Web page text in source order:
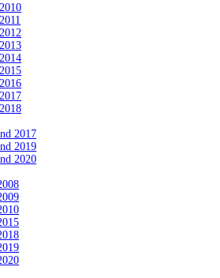
2017
2019
2020